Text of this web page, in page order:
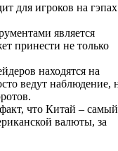
для игроков на
является
принести не только
находятся на
ведут наблюдение,
что Китай – самый
валюты, за